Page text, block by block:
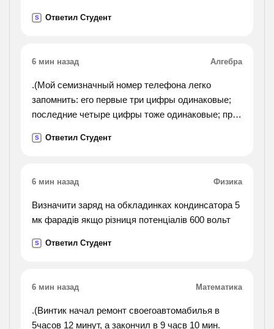
S Ответил Студент
6 мин назад Алгебра
.(Мой семизначный номер телефона легко
запомнить: его первые три цифры одинаковые;
последние четыре цифры тоже одинаковые; при
числу, составленному из первой и последней
если вы возьметесь решать подробно опишите
как вы решали эту).
S Ответил Студент
6 мин назад Физика
Визначити заряд на обкладинках кондинсатора 5
мк фарадів якщо різниця потенціалів 600 вольт
S Ответил Студент
6 мин назад Математика
.(Винтик начал ремонт своегоавтомабилья в
5часов 12 минут, а закончил в 9 часв 10 мин.